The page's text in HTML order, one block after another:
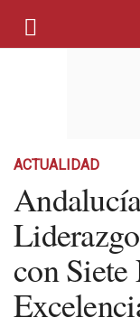
ACTUALIDAD
con Siete